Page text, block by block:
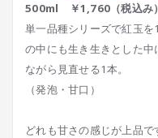
500ml ￥1,760（税込み）
単一品種シリーズで紅玉
の中にも生き生きとした
ながら見直せる1本。
（発泡・甘口）
どれも甘さの感じが上品